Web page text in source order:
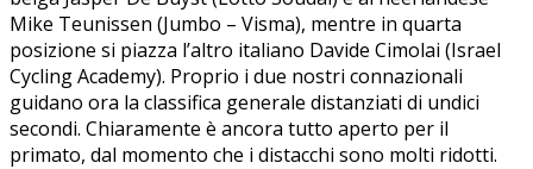
Mike Teunissen (Jumbo – Visma), mentre in quarta
posizione si piazza l’altro italiano Davide Cimolai (Israel
Cycling Academy). Proprio i due nostri connazionali
guidano ora la classifica generale distanziati di undici
secondi. Chiaramente è ancora tutto aperto per il
primato, dal momento che i distacchi sono molti ridotti.